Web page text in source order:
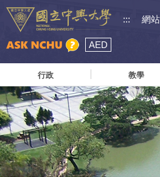
::: 網
AED
行政 教學